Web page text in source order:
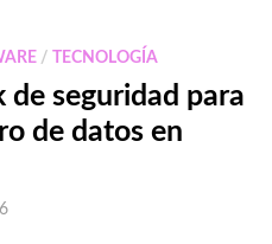
/ TECNOLOGÍA
de seguridad para
de datos en